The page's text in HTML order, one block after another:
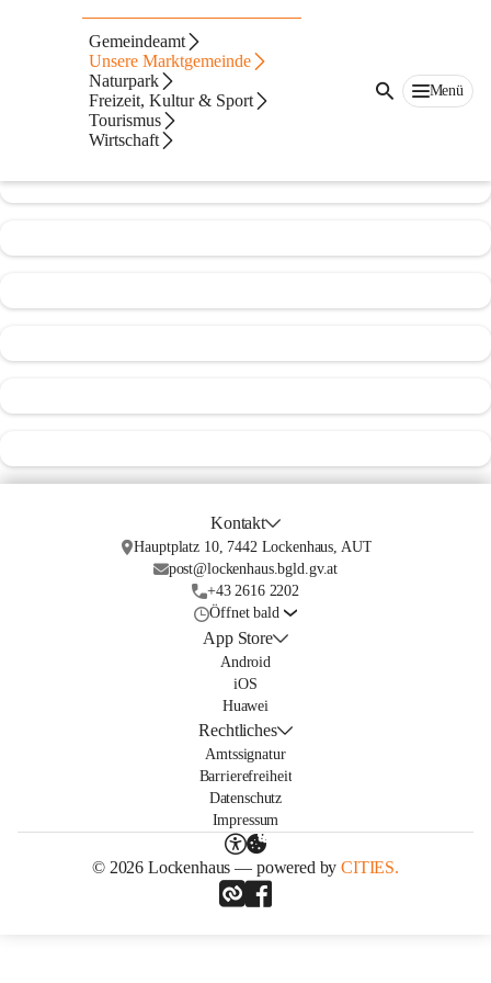
Gemeindeamt
Unsere Marktgemeinde
Naturpark
Freizeit, Kultur & Sport
Tourismus
Wirtschaft
Menü
Freiwillige Feuerwehr Lockenhaus
@freiwillige-feuerwehr-lockenhaus
Feuerwehr, Verein
In CITIES öffnen
Kontakt
Hauptplatz 10, 7442 Lockenhaus, AUT
post@lockenhaus.bgld.gv.at
+43 2616 2202
Öffnet bald
App Store
Android
iOS
Huawei
Rechtliches
Amtssignatur
Barrierefreiheit
Datenschutz
Impressum
© 2026 Lockenhaus — powered byCITIES.